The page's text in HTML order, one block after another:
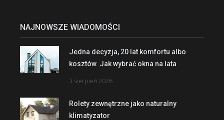
NAJNOWSZE WIADOMOŚCI
Jedna decyzja, 20 lat komfortu albo
kosztów. Jak wybrać okna na lata
3 sierpień 2026
Rolety zewnętrzne jako naturalny
klimatyzator